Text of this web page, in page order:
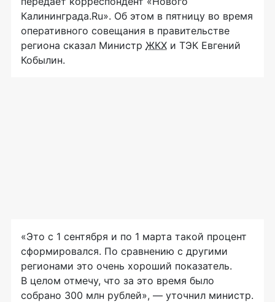
Калининграда.Ru». Об этом в пятницу во время
оперативного совещания в правительстве
региона сказал Министр ЖКХ и ТЭК Евгений
Кобылин.
«Это с 1 сентября и по 1 марта такой процент
сформировался. По сравнению с другими
регионами это очень хороший показатель.
В целом отмечу, что за это время было
собрано 300 млн рублей», — уточнил министр.